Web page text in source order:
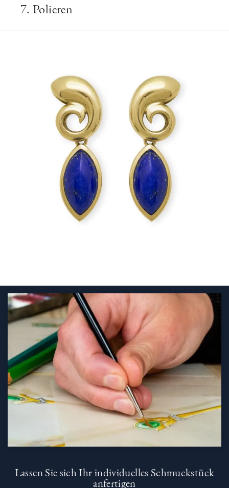
7. Polieren
Lassen Sie sich Ihr individuelles Schmuckstück
anfertigen